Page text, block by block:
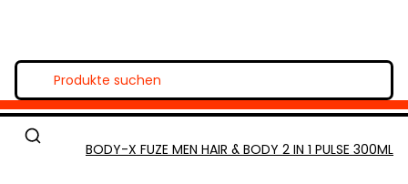
BODY-X FUZE MEN HAIR & BODY 2 IN 1 PULSE 300ML